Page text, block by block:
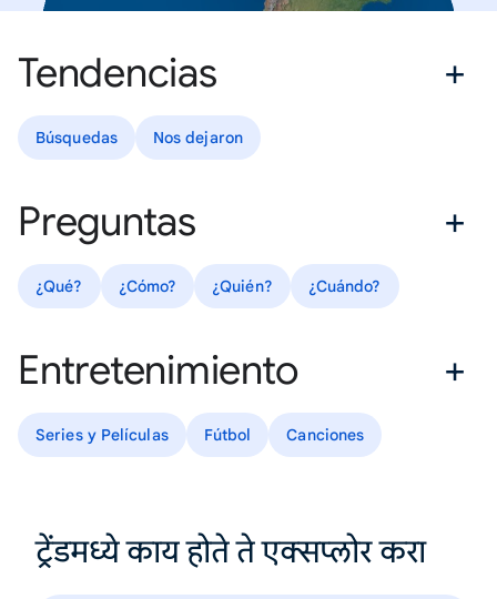
Tendencias
Búsquedas Nos dejaron
Preguntas
¿Qué? ¿Cómo? ¿Quién? ¿Cuándo?
Entretenimiento
Series y Películas Fútbol Canciones
ट्रेंडमध्ये काय होते ते एक्सप्लोर करा